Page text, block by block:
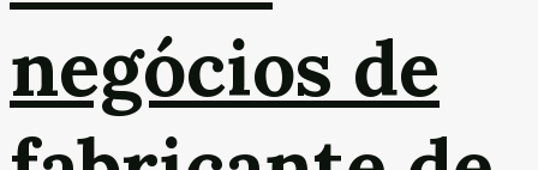
negócios de